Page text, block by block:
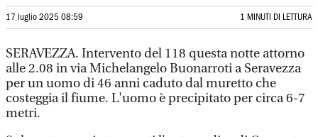
17 luglio 2025 08:59 1 MINUTI DI LETTURA
SERAVEZZA. Intervento del 118 questa notte attorno
alle 2.08 in via Michelangelo Buonarroti a Seravezza
per un uomo di 46 anni caduto dal muretto che
costeggia il fiume. L'uomo è precipitato per circa 6-7
metri.